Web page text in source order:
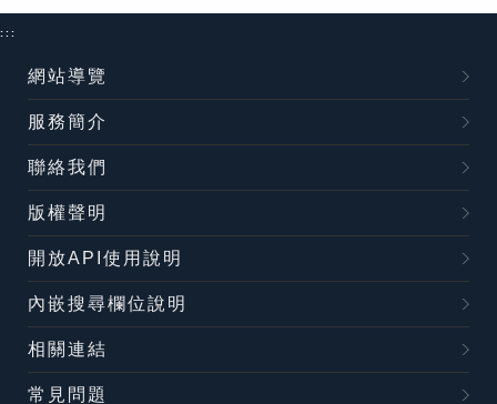
:::
網站導覽
服務簡介
聯絡我們
版權聲明
開放API使用說明
內嵌搜尋欄位說明
相關連結
常見問題